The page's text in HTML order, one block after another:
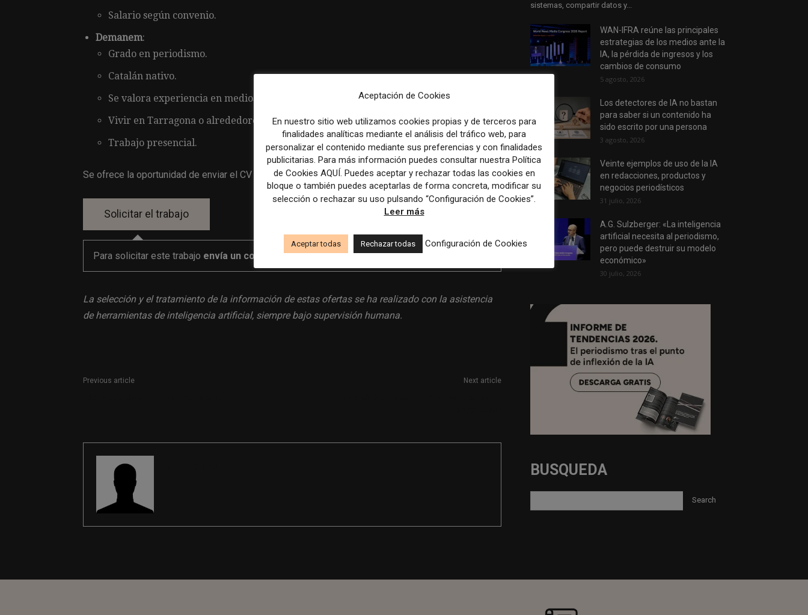
Salario según convenio.
Demanem:
Grado en periodismo.
Catalán nativo.
Se valora experiencia en medios digitales.
Vivir en Tarragona o alrededores (máximo 30 kilómetros).
Trabajo presencial.
Se ofrece la oportunidad de enviar el CV a través del mailinfo@laciutat.cat.
Para solicitar este trabajo envía un correo electrónico con tus detalles a info@laciutat.cat
La selección y el tratamiento de la información de estas ofertas se ha realizado con la asistencia
de herramientas de inteligencia artificial, siempre bajo supervisión humana.
Previous article Next article
sistemas, compartir datos y...
WAN-IFRA reúne las principales
estrategias de los medios ante la
IA, la pérdida de ingresos y los
cambios de consumo
5 agosto, 2026
Los detectores de IA no bastan
para saber si un contenido ha
sido escrito por una persona
3 agosto, 2026
Veinte ejemplos de uso de la IA
en redacciones, productos y
negocios periodísticos
31 julio, 2026
A.G. Sulzberger: «La inteligencia
artificial necesita al periodismo,
pero puede destruir su modelo
económico»
30 julio, 2026
BUSQUEDA
Aceptación de Cookies
En nuestro sitio web utilizamos cookies propias y de terceros para
finalidades analíticas mediante el análisis del tráfico web, para
personalizar el contenido mediante sus preferencias y con finalidades
publicitarias. Para más información puedes consultar nuestra Política
de Cookies AQUÍ. Puedes aceptar y rechazar todas las cookies en
bloque o también puedes aceptarlas de forma concreta, modificar su
selección o rechazar su uso pulsando “Configuración de Cookies”.
Leer más
Aceptar todas Rechazar todas Configuración de Cookies